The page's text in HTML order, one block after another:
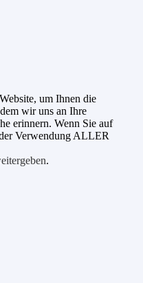
um Ihnen die
wir uns an Ihre
erinnern. Wenn Sie auf
Verwendung ALLER
.